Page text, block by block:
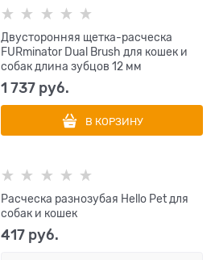
Двусторонняя щетка-расческа
FURminator Dual Brush для кошек и
собак длина зубцов 12 мм
1 737 руб.
В КОРЗИНУ
Расческа разнозубая Hello Pet для
собак и кошек
417 руб.